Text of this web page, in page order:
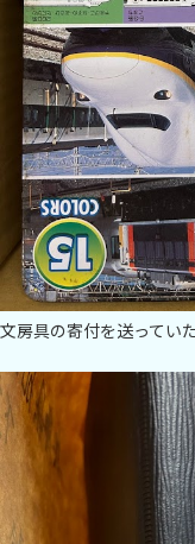
文房具の寄付を送ってい